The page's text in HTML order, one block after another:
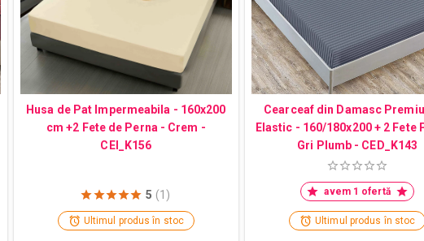
Husa de Pat Impermeabila - 160x200
cm +2 Fete de Perna - Crem -
CEI_K156
5 (1)
Ultimul produs în stoc
Cearceaf din Damasc
Elastic - 160/180x200 + 2 Fete
Gri Plumb - CED_K143
avem 1 ofertă
Ultimul produs în stoc